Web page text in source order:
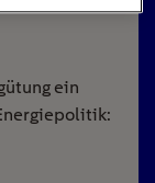
ein